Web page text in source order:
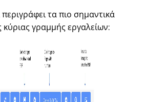
τα πιο σημαντικά
κύριας γραμμής εργαλείων: